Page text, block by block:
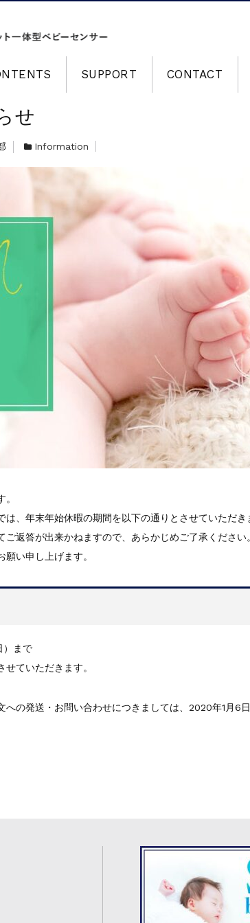
SUPPORT CONTACT
せ
Information
、年末年始休暇の期間を以下の通りとさせていただき
返答が出来かねますので、あらかじめご了承ください。
い申し上げます。
）まで
ていただきます。
への発送・お問い合わせにつきましては、2020年1月6